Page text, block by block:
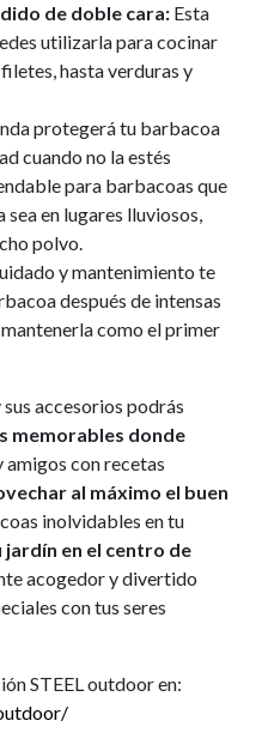
de doble cara:Esta
utilizarla para cocinar
hasta verduras y
protegerá tu barbacoa
cuando no la estés
para barbacoas que
sea en lugares lluviosos,
polvo.
y mantenimiento te
después de intensas
como el primer
accesorios podrás
memorables donde
con recetas
al máximo el buen
inolvidables en tu
en el centro de
acogedor y divertido
con tus seres
STEEL outdoor en: